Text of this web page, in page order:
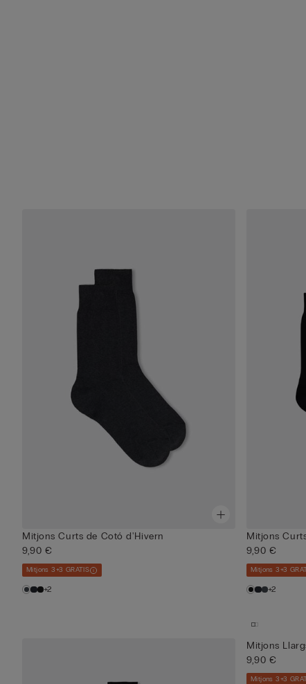
Mitjons Curts de Cotó d'Hivern
9,90 €
Mitjons 3+3 GRATIS
+2
Mitjons
9,90 €
Mitjons 3+3
+2
Mitjons
9,90 €
Mitjons 3+3